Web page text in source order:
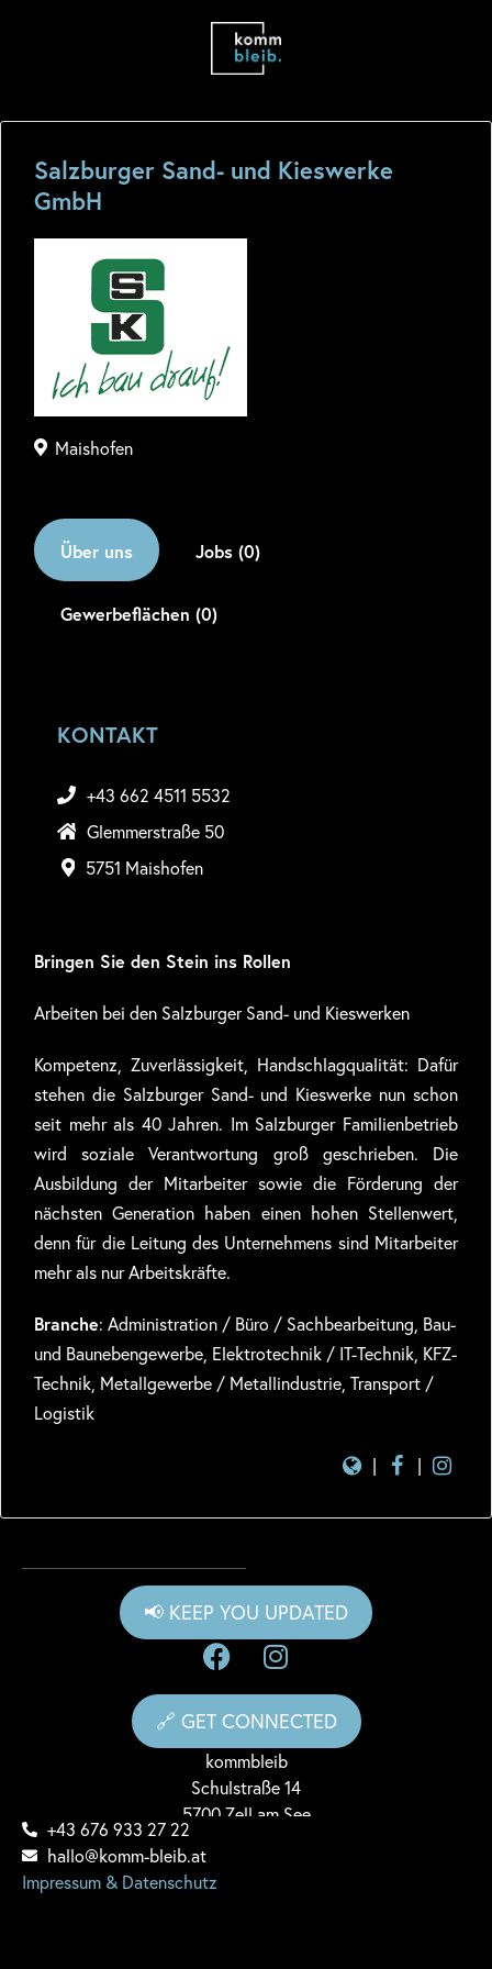
Salzburger Sand- und Kieswerke
GmbH
Maishofen
Über uns Jobs (0)
Gewerbeflächen (0)
Bringen Sie den Stein ins Rollen
Arbeiten bei den Salzburger Sand- und Kieswerken
Kompetenz, Zuverlässigkeit, Handschlagqualität: Dafür
stehen die Salzburger Sand- und Kieswerke nun schon
seit mehr als 40 Jahren. Im Salzburger Familienbetrieb
wird soziale Verantwortung groß geschrieben. Die
Ausbildung der Mitarbeiter sowie die Förderung der
nächsten Generation haben einen hohen Stellenwert,
denn für die Leitung des Unternehmens sind Mitarbeiter
mehr als nur Arbeitskräfte.
Branche: Administration / Büro / Sachbearbeitung, Bau-
und Baunebengewerbe, Elektrotechnik / IT-Technik, KFZ-
Technik, Metallgewerbe / Metallindustrie, Transport /
Logistik
KONTAKT
+43 662 4511 5532
Glemmerstraße 50
5751 Maishofen
| |
kommbleib
Schulstraße 14
5700 Zell am See
+43 676 933 27 22
hallo@komm-bleib.at
Impressum & Datenschutz
🔗 GET CONNECTED
📢 KEEP YOU UPDATED